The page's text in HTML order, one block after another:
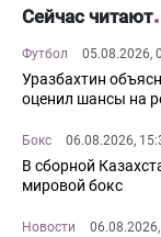
Сейчас читают
Футбол 05.08.2026,
Уразбахтин
оценил шансы на
Бокс 06.08.2026,
В сборной
мировой бокс
Новости